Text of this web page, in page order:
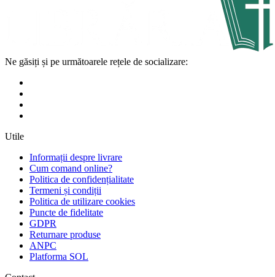
Ne găsiți și pe următoarele rețele de socializare:
Utile
Informații despre livrare
Cum comand online?
Politica de confidențialitate
Termeni și condiții
Politica de utilizare cookies
Puncte de fidelitate
GDPR
Returnare produse
ANPC
Platforma SOL